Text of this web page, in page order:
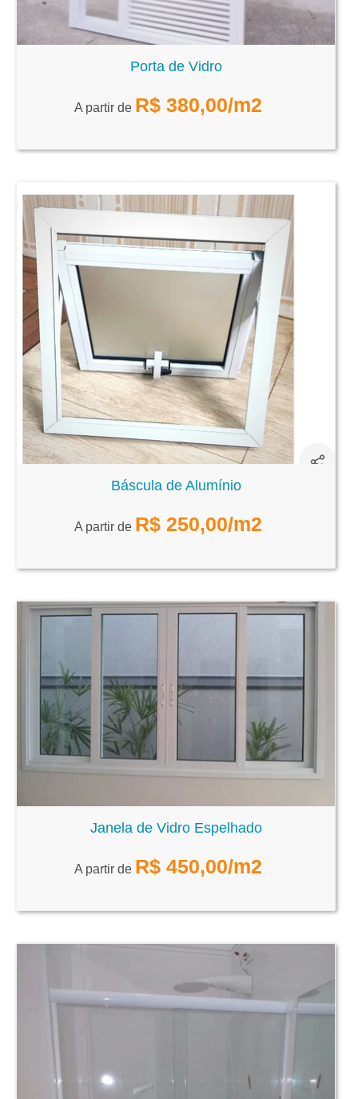
Porta de Vidro
A partir de R$ 380,00/m2
Báscula de Alumínio
A partir de R$ 250,00/m2
Janela de Vidro Espelhado
A partir de R$ 450,00/m2